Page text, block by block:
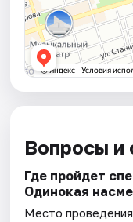
Вопросы и
Где пройдет
Одинокая
Место